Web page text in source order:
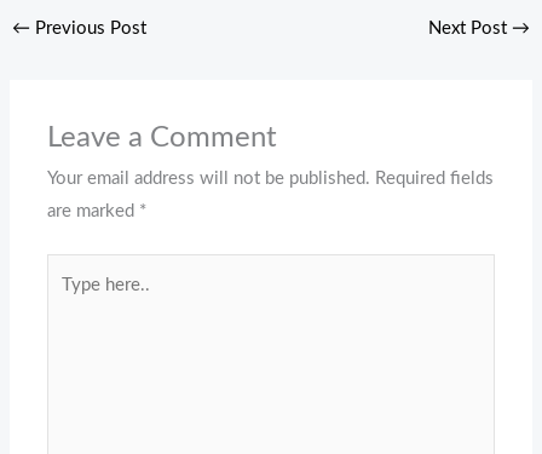
← Previous Post Next Post →
Leave a Comment
Your email address will not be published. Required fields
are marked *